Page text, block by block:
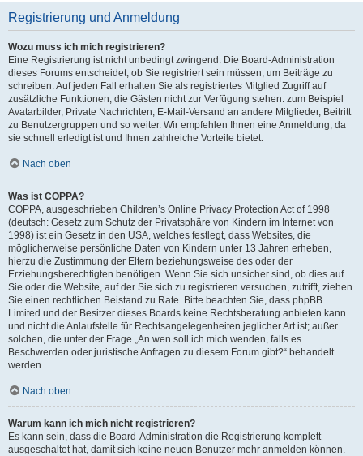
Registrierung und Anmeldung
Wozu muss ich mich registrieren?
Eine Registrierung ist nicht unbedingt zwingend. Die Board-Administration
dieses Forums entscheidet, ob Sie registriert sein müssen, um Beiträge zu
schreiben. Auf jeden Fall erhalten Sie als registriertes Mitglied Zugriff auf
zusätzliche Funktionen, die Gästen nicht zur Verfügung stehen: zum Beispiel
Avatarbilder, Private Nachrichten, E-Mail-Versand an andere Mitglieder, Beitritt
zu Benutzergruppen und so weiter. Wir empfehlen Ihnen eine Anmeldung, da
sie schnell erledigt ist und Ihnen zahlreiche Vorteile bietet.
Nach oben
Was ist COPPA?
COPPA, ausgeschrieben Children’s Online Privacy Protection Act of 1998
(deutsch: Gesetz zum Schutz der Privatsphäre von Kindern im Internet von
1998) ist ein Gesetz in den USA, welches festlegt, dass Websites, die
möglicherweise persönliche Daten von Kindern unter 13 Jahren erheben,
hierzu die Zustimmung der Eltern beziehungsweise des oder der
Erziehungsberechtigten benötigen. Wenn Sie sich unsicher sind, ob dies auf
Sie oder die Website, auf der Sie sich zu registrieren versuchen, zutrifft, ziehen
Sie einen rechtlichen Beistand zu Rate. Bitte beachten Sie, dass phpBB
Limited und der Besitzer dieses Boards keine Rechtsberatung anbieten kann
und nicht die Anlaufstelle für Rechtsangelegenheiten jeglicher Art ist; außer
solchen, die unter der Frage „An wen soll ich mich wenden, falls es
Beschwerden oder juristische Anfragen zu diesem Forum gibt?“ behandelt
werden.
Nach oben
Warum kann ich mich nicht registrieren?
Es kann sein, dass die Board-Administration die Registrierung komplett
ausgeschaltet hat, damit sich keine neuen Benutzer mehr anmelden können.